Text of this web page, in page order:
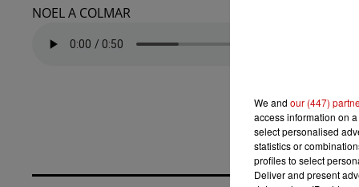
NOEL A COLMAR
We and our (447)
access information on
select personalised
statistics or
profiles to select
Deliver and present